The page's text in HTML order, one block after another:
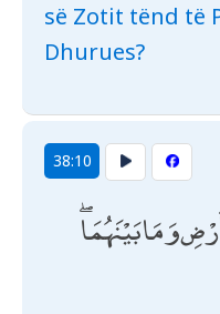
së Zotit tënd të
Dhurues?
38:10
وَمَا بَيْنَهُمَا